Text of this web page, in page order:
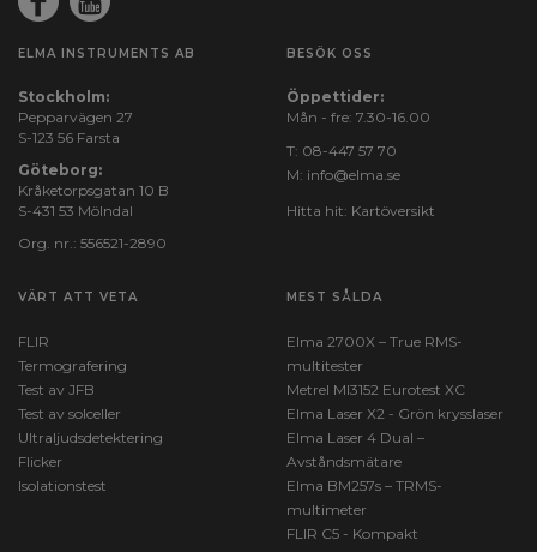
ELMA INSTRUMENTS AB
Stockholm:
Pepparvägen 27
S-123 56 Farsta
Göteborg:
Kråketorpsgatan 10 B
S-431 53 Mölndal
Org. nr.: 556521-2890
BESÖK OSS
Öppettider:
Mån - fre: 7.30-16.00
T: 08-447 57 70
M: info@elma.se
Hitta hit: Kartöversikt
VÄRT ATT VETA
FLIR
Termografering
Test av JFB
Test av solceller
Ultraljudsdetektering
Flicker
Isolationstest
MEST SÅLDA
Elma 2700X – True RMS-
multitester
Metrel MI3152 Eurotest XC
Elma Laser X2 - Grön krysslaser
Elma Laser 4 Dual –
Avståndsmätare
Elma BM257s – TRMS-
multimeter
FLIR C5 - Kompakt